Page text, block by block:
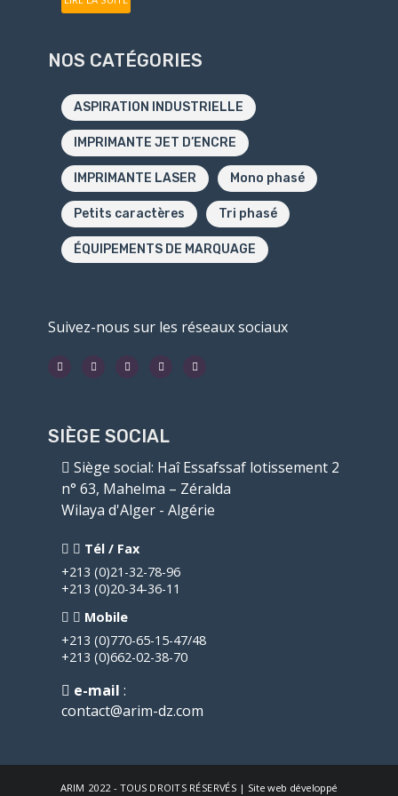
NOS CATÉGORIES
ASPIRATION INDUSTRIELLE
IMPRIMANTE JET D’ENCRE
IMPRIMANTE LASER Mono phasé
Petits caractères Tri phasé
ÉQUIPEMENTS DE MARQUAGE
Suivez-nous sur les réseaux sociaux
SIÈGE SOCIAL
Siège social: Haî Essafssaf lotissement 2
n° 63, Mahelma – Zéralda
Wilaya d'Alger - Algérie
Tél / Fax
+213 (0)21-32-78-96
+213 (0)20-34-36-11
Mobile
+213 (0)770-65-15-47/48
+213 (0)662-02-38-70
e-mail:
contact@arim-dz.com
ARIM 2022 - TOUS DROITS RÉSERVÉS | Site web développé